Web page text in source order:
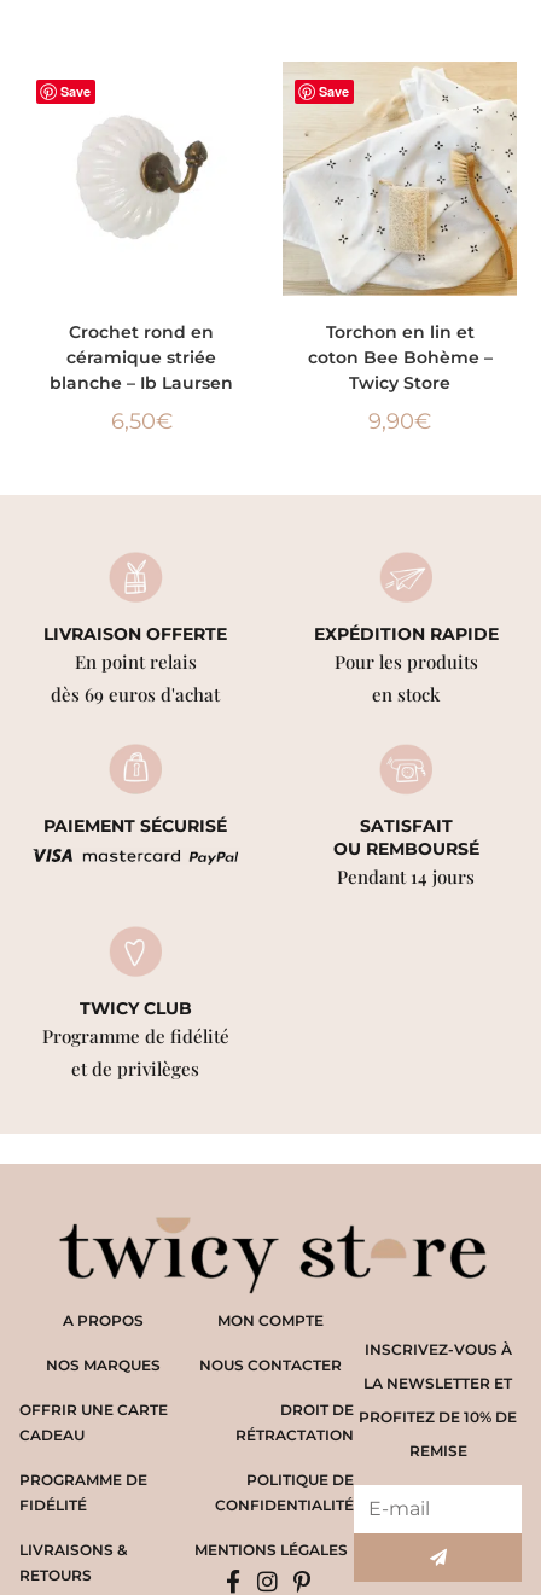
Save
Crochet rond en
céramique striée
blanche – Ib Laursen
6,50€
Save
Torchon en lin et
coton Bee Bohème –
Twicy Store
9,90€
LIVRAISON OFFERTE
En point relais
dès 69 euros d'achat
EXPÉDITION RAPIDE
Pour les produits
en stock
PAIEMENT SÉCURISÉ
SATISFAIT
OU REMBOURSÉ
Pendant 14 jours
TWICY CLUB
Programme de fidélité
et de privilèges
A PROPOS
NOS MARQUES
OFFRIR UNE CARTE
CADEAU
PROGRAMME DE
FIDÉLITÉ
LIVRAISONS &
RETOURS
INSCRIVEZ-VOUS À
LA NEWSLETTER ET
PROFITEZ DE 10% DE
REMISE
MON COMPTE
NOUS CONTACTER
DROIT DE
RÉTRACTATION
POLITIQUE DE
CONFIDENTIALITÉ
MENTIONS LÉGALES